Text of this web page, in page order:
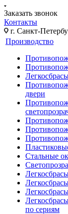
Заказать звонок
Контакты
г. Санкт-
Производство
двери
Стальные
по сериям